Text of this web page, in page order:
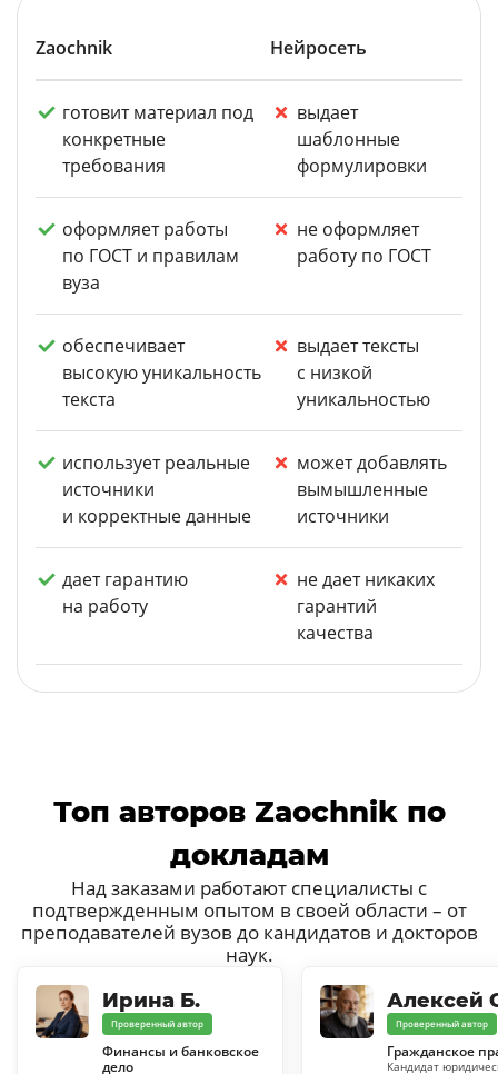
Zaochnik Нейросеть
готовит материал под
конкретные
требования
выдает
шаблонные
формулировки
оформляет работы
по ГОСТ и правилам
вуза
не оформляет
работу по ГОСТ
обеспечивает
высокую уникальность
текста
выдает тексты
с низкой
уникальностью
использует реальные
источники
и корректные данные
может добавлять
вымышленные
источники
дает гарантию
на работу
не дает никаких
гарантий
качества
Топ авторов Zaochnik по
докладам
Над заказами работают специалисты с
подтвержденным опытом в своей области – от
преподавателей вузов до кандидатов и докторов
наук.
Ирина Б.
Проверенный автор
Финансы и банковское
дело
Алексей
Проверенный автор
Гражданское
Кандидат